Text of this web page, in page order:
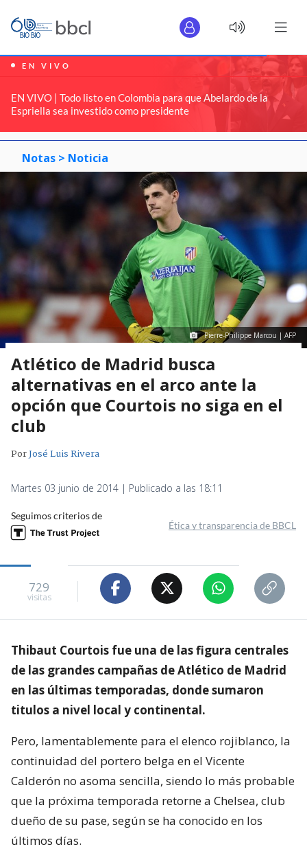
EN VIVO
EN VIVO | Todo listo en Colombia para que Abelardo de la
Espriella sea investido como presidente
Notas > Noticia
Pierre-Philippe Marcou | AFP
Atlético de Madrid busca
alternativas en el arco ante la
opción que Courtois no siga en el
club
PorJosé Luis Rivera
Martes 03 junio de 2014 | Publicado a las 18:11
Seguimos criterios de
Ética y transparencia de BBCL
729
visitas
Thibaut Courtois fue una de las figura centrales
de las grandes campañas de Atlético de Madrid
en las últimas temporadas, donde sumaron
titulos a nivel local y continental.
Pero, lamentablemente para el elenco rojiblanco, la
continuidad del portero belga en el Vicente
Calderón no asoma sencilla, siendo lo más probable
que la próxima temporada retorne a Chelsea, club
dueño de su pase, según se ha conocido en los
últimos días.